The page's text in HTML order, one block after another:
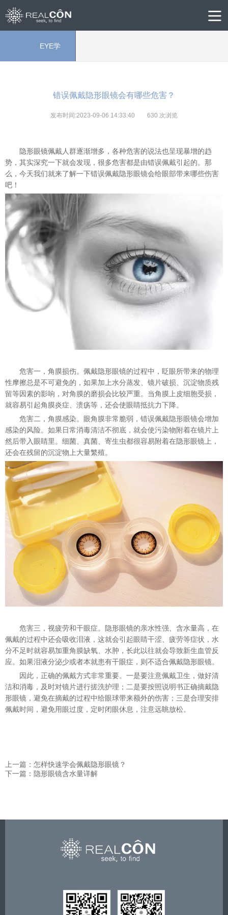
EYE学
错误佩戴隐形眼镜会有哪些危害？
发布时间:2023-09-06 14:33:40 630 次浏览
隐形眼镜佩戴人群逐渐增多，各种危害的说法也呈现暴增的趋
势 ，其实深究一下就会发现，很多危害都是由错误佩戴引起的。那
么，今天我们就来了解一下错误佩戴隐形眼镜会给眼部带来哪些伤害
吧！
危害一，角膜损伤。佩戴隐形眼镜的过程中，眨眼所带来的物理
性摩擦总是不可避免的，如果加上水分蒸发、镜片破损、沉淀物质残
留等因素的影响，对角膜的磨损会比较严重。当角膜上皮细胞受损，
就容易引起角膜炎症、溃疡等，还会使眼睛抵抗力下降。
危害二，角膜感染。眼角膜非常脆弱，错误佩戴隐形眼镜会增加
感染的风险。如果日常消毒清洁不彻底，就会使污染物附着在镜片上
然后带入眼睛里。细菌、真菌、寄生虫都很容易附着在隐形眼镜上，
还会在残留的沉淀物上大量繁殖。
危害三，视疲劳和干眼症。隐形眼镜的亲水性强、含水量高，在
佩戴的过程中还会吸收泪液，这就会引起眼睛干涩、疲劳等症状，水
分不足 时就容易加重角膜缺氧、水肿，长此以往就会导致新生血管反
应。如果泪液分泌少或者本就患有干眼症，则不适合佩戴隐形眼镜。
因此，正确的佩戴方式非常重要。一是要注意佩戴卫生，做好清
洁和消毒，及时对镜片进行搓洗护理；二是要按照说明书正确摘戴隐
形眼镜，避免在摘戴的过程中给眼球带来额外的伤害；三是合理安排
佩戴时间 ， 避免用眼过度，定时闭眼休息，注意远眺放松。
上一篇：怎样快速学会佩戴隐形眼镜？
下一篇：隐形眼镜含水量详解